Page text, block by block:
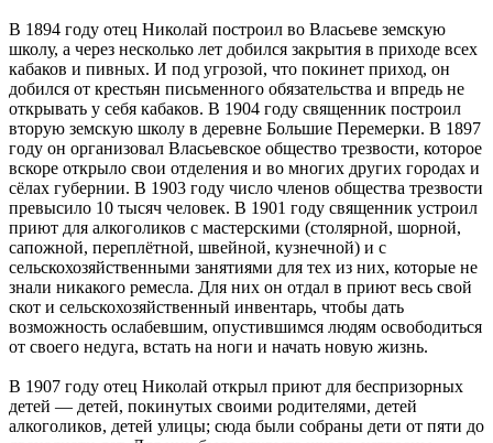
В 1894 году отец Николай построил во Власьеве земскую
школу, а через несколько лет добился закрытия в приходе всех
кабаков и пивных. И под угрозой, что покинет приход, он
добился от крестьян письменного обязательства и впредь не
открывать у себя кабаков. В 1904 году священник построил
вторую земскую школу в деревне Большие Перемерки. В 1897
году он организовал Власьевское общество трезвости, которое
вскоре открыло свои отделения и во многих других городах и
сёлах губернии. В 1903 году число членов общества трезвости
превысило 10 тысяч человек. В 1901 году священник устроил
приют для алкоголиков с мастерскими (столярной, шорной,
сапожной, переплётной, швейной, кузнечной) и с
сельскохозяйственными занятиями для тех из них, которые не
знали никакого ремесла. Для них он отдал в приют весь свой
скот и сельскохозяйственный инвентарь, чтобы дать
возможность ослабевшим, опустившимся людям освободиться
от своего недуга, встать на ноги и начать новую жизнь.
В 1907 году отец Николай открыл приют для беспризорных
детей — детей, покинутых своими родителями, детей
алкоголиков, детей улицы; сюда были собраны дети от пяти до